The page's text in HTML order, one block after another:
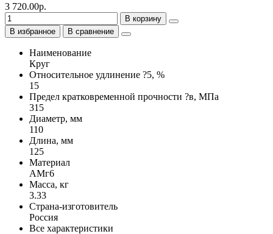
3 720.00р.
В корзину
В избранное
В сравнение
Наименование
Круг
Относительное удлинение ?5, %
15
Предел кратковременной прочности ?в, МПа
315
Диаметр, мм
110
Длина, мм
125
Материал
АМг6
Масса, кг
3.33
Страна-изготовитель
Россия
Все характеристики